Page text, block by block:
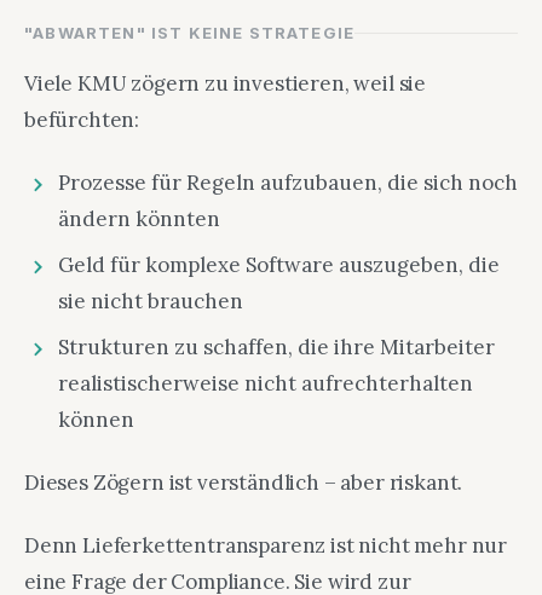
"ABWARTEN" IST KEINE STRATEGIE
Viele KMU zögern zu investieren, weil sie
befürchten:
Prozesse für Regeln aufzubauen, die sich noch
ändern könnten
Geld für komplexe Software auszugeben, die
sie nicht brauchen
Strukturen zu schaffen, die ihre Mitarbeiter
realistischerweise nicht aufrechterhalten
können
Dieses Zögern ist verständlich – aber riskant.
Denn Lieferkettentransparenz ist nicht mehr nur
eine Frage der Compliance. Sie wird zur